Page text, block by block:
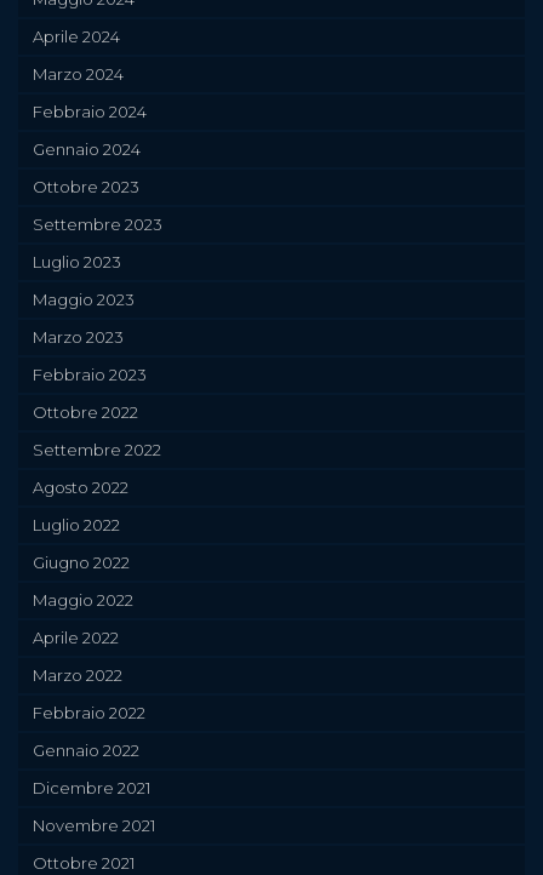
Aprile 2024
Marzo 2024
Febbraio 2024
Gennaio 2024
Ottobre 2023
Settembre 2023
Luglio 2023
Maggio 2023
Marzo 2023
Febbraio 2023
Ottobre 2022
Settembre 2022
Agosto 2022
Luglio 2022
Giugno 2022
Maggio 2022
Aprile 2022
Marzo 2022
Febbraio 2022
Gennaio 2022
Dicembre 2021
Novembre 2021
Ottobre 2021